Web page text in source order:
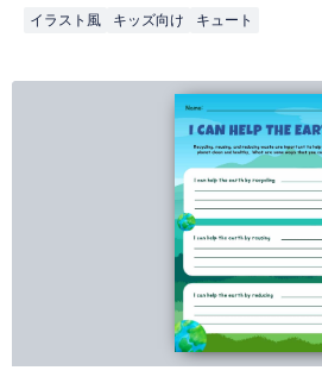
イラスト風 キッズ向け キュート